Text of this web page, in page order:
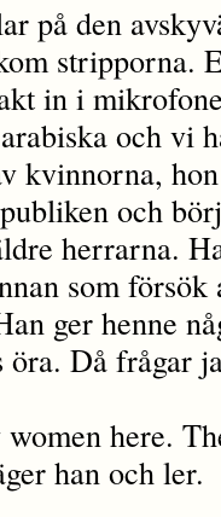
på den
stripporna.
in i
och vi
kvinnorna,
och
herrarna.
som försök
ger henne
Då frågar
here.
han och ler.